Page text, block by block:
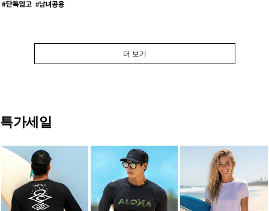
더 보기
특가세일